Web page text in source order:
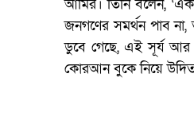
আমির। তিনি বলেন,
জনগণের সমর্থন পাব না,
ডুবে গেছে, এই সূর্য আর
কোরআন বুকে নিয়ে উদিত